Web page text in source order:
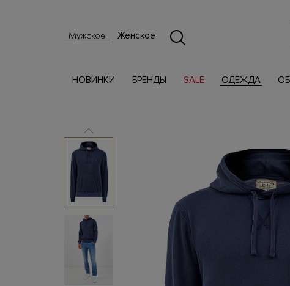
Мужское Женское
НОВИНКИ БРЕНДЫ SALE ОДЕЖДА